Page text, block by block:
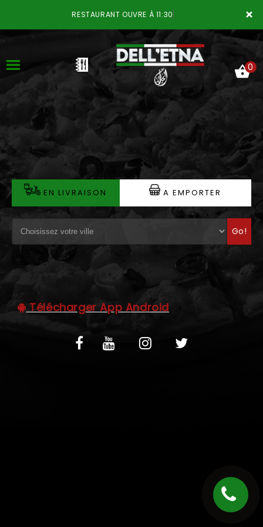
×
RESTAURANT OUVRE À 11:30
ACCUEIL
LA CARTE
VOTRE COMPTE
NOTRE RESTAURANT
VOS AVIS
MENTIONS LÉGALES
0
EN LIVRAISON A EMPORTER
Go!
Télécharger App Android